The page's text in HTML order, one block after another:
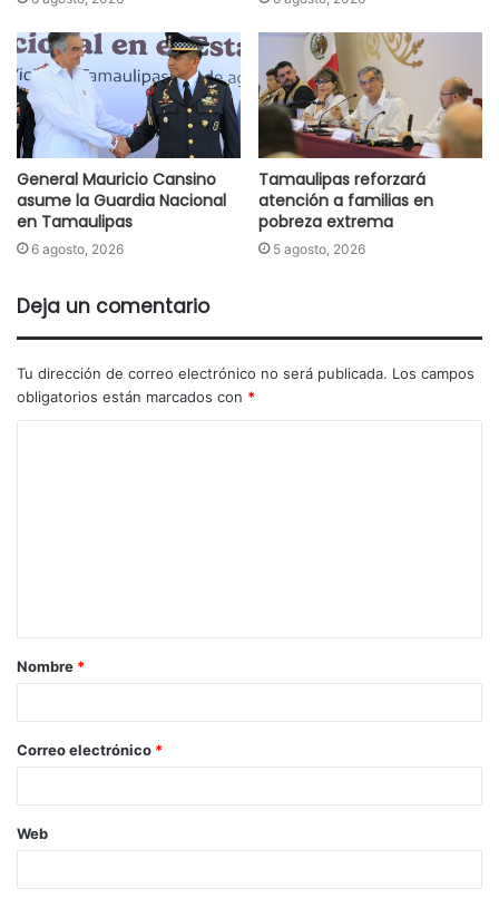
General Mauricio Cansino
asume la Guardia Nacional
en Tamaulipas
6 agosto, 2026
Tamaulipas reforzará
atención a familias en
pobreza extrema
5 agosto, 2026
Deja un comentario
Tu dirección de correo electrónico no será publicada. Los campos
obligatorios están marcados con *
Nombre *
Correo electrónico *
Web